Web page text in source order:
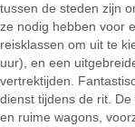
tussen de steden zijn
ze nodig hebben voor
reisklassen om uit te
uur), en een
vertrektijden.
dienst tijdens de rit.
en ruime wagons,